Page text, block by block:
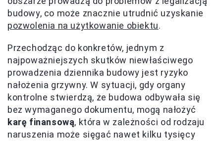
budowy, co może znacznie utrudnić uzyskanie
pozwolenia na użytkowanie obiektu.
Przechodząc do konkretów, jednym z
najpoważniejszych skutków niewłaściwego
prowadzenia dziennika budowy jest ryzyko
nałożenia grzywny. W sytuacji, gdy organy
kontrolne stwierdzą, że budowa odbywała się
bez wymaganego dokumentu, mogą nałożyć
karę finansową, która w zależności od rodzaju
naruszenia może sięgać nawet kilku tysięcy